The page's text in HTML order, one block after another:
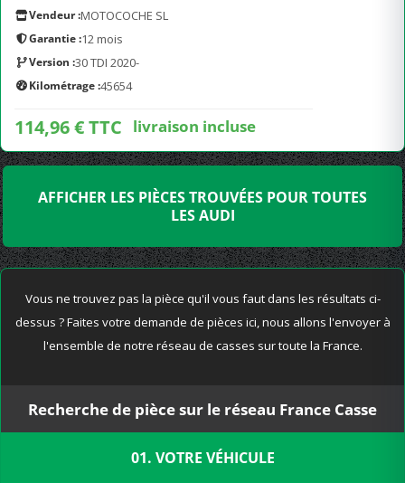
Vendeur :MOTOCOCHE SL
Garantie :12 mois
Version :30 TDI 2020-
Kilométrage :45654
114,96 € TTC livraison incluse
AFFICHER LES PIÈCES TROUVÉES POUR TOUTES
LES AUDI
Vous ne trouvez pas la pièce qu'il vous faut dans les résultats ci-
dessus ? Faites votre demande de pièces ici, nous allons l'envoyer à
l'ensemble de notre réseau de casses sur toute la France.
Recherche de pièce sur le réseau France Casse
01. VOTRE VÉHICULE